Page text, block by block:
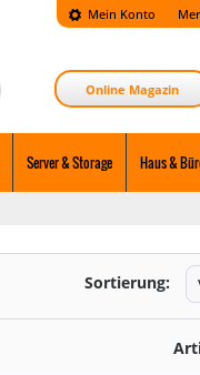
Mein Konto
Online Magazin
Server & Storage Haus &
Sortierung: